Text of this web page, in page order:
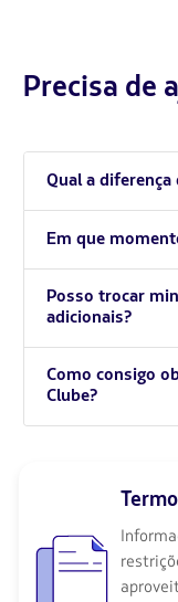
Precisa de
Qual a diferença
Em que
Posso trocar
adicionais?
Como consigo
Clube?